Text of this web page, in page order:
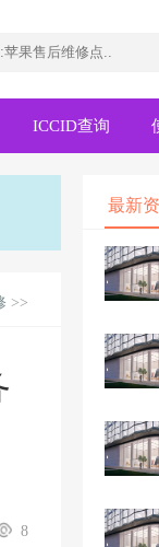
ICCID查询
>>
8
最新